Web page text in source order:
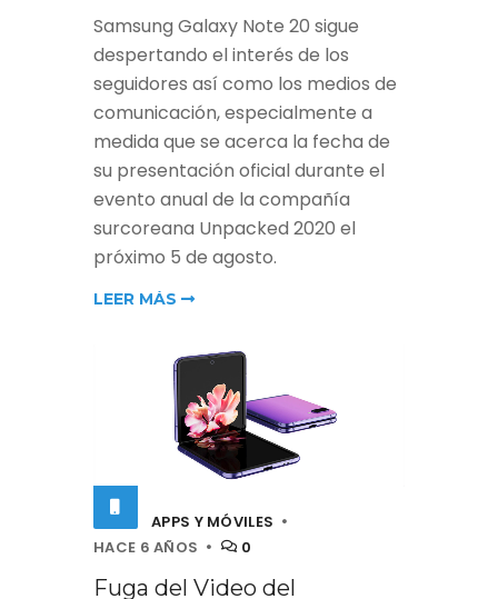
Samsung Galaxy Note 20 sigue
despertando el interés de los
seguidores así como los medios de
comunicación, especialmente a
medida que se acerca la fecha de
su presentación oficial durante el
evento anual de la compañía
surcoreana Unpacked 2020 el
próximo 5 de agosto.
LEER MÁS
APPS Y MÓVILES
HACE 6 AÑOS
0
Fuga del Video del